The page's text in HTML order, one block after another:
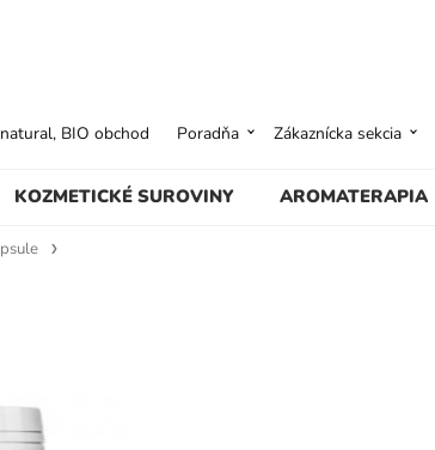
KOZMETICKÉ SUROVINY AROMATERAPIA
BIO obchod Poradňa Zákaznícka sekcia